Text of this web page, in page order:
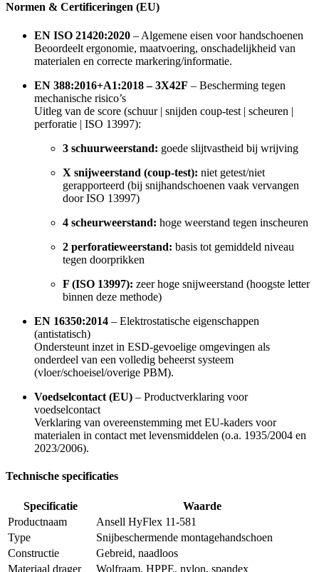
Normen & Certificeringen (EU)
EN ISO 21420:2020 – Algemene eisen voor handschoenen
Beoordeelt ergonomie, maatvoering, onschadelijkheid van
materialen en correcte markering/informatie.
EN 388:2016+A1:2018 – 3X42F – Bescherming tegen
mechanische risico’s
Uitleg van de score (schuur | snijden coup-test | scheuren |
perforatie | ISO 13997):
3 schuurweerstand: goede slijtvastheid bij wrijving
X snijweerstand (coup-test): niet getest/niet
gerapporteerd (bij snijhandschoenen vaak vervangen
door ISO 13997)
4 scheurweerstand: hoge weerstand tegen inscheuren
2 perforatieweerstand: basis tot gemiddeld niveau
tegen doorprikken
F (ISO 13997): zeer hoge snijweerstand (hoogste letter
binnen deze methode)
EN 16350:2014 – Elektrostatische eigenschappen
(antistatisch)
Ondersteunt inzet in ESD-gevoelige omgevingen als
onderdeel van een volledig beheerst systeem
(vloer/schoeisel/overige PBM).
Voedselcontact (EU) – Productverklaring voor
voedselcontact
Verklaring van overeenstemming met EU-kaders voor
materialen in contact met levensmiddelen (o.a. 1935/2004 en
2023/2006).
Technische specificaties
Specificatie
Waarde
Productnaam
Ansell HyFlex 11-581
Type
Snijbeschermende montagehandschoen
Constructie
Gebreid, naadloos
Materiaal drager
Wolfraam, HPPE, nylon, spandex